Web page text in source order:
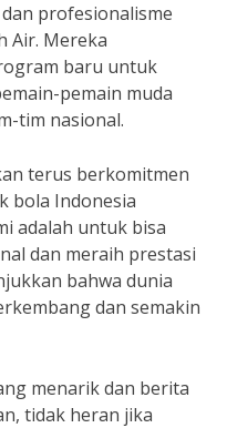
profesionalisme
Air. Mereka
baru untuk
pemain muda
tim nasional.
terus berkomitmen
bola Indonesia
adalah untuk bisa
dan meraih prestasi
bahwa dunia
dan semakin
menarik dan berita
tidak heran jika